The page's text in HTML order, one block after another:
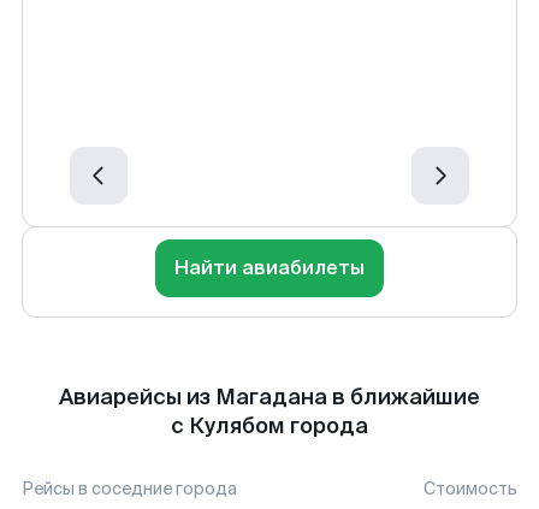
Найти авиабилеты
Авиарейсы из Магадана в ближайшие
с Кулябом города
Рейсы в соседние города Стоимость